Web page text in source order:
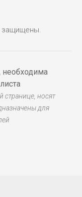
защищены.
необходима
носят
для